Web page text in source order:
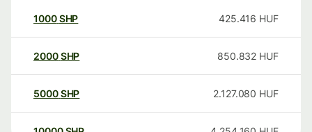
1000SHP 425.416 HUF
2000SHP 850.832 HUF
5000SHP 2.127.080 HUF